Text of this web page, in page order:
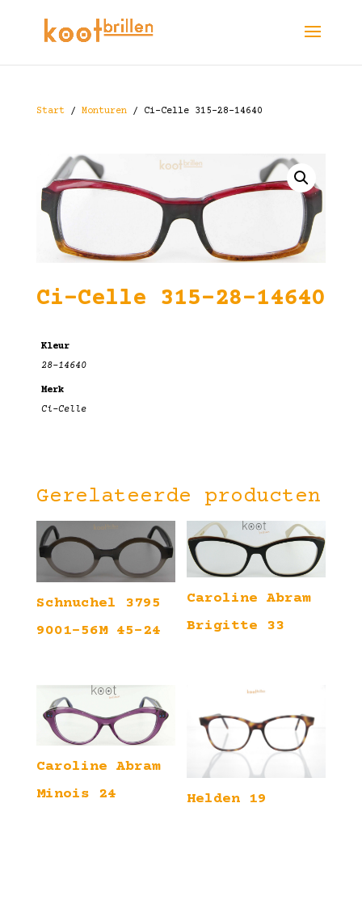
Start/ Monturen/ Ci-Celle 315-28-14640
Ci-Celle 315-28-14640
Kleur
28-14640
Merk
Ci-Celle
Gerelateerde producten
Schnuchel 3795
9001-56M 45-24
Caroline Abram
Brigitte 33
Caroline Abram
Minois 24
Helden 19